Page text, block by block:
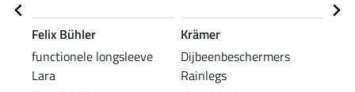
Felix Bühler
functionele longsleeve
Lara
Krämer
Dijbeenbeschermers
Rainlegs